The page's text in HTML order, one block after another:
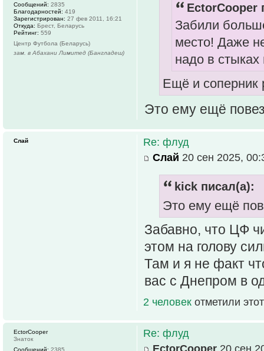
EctorCooper
Забили
место! Даже
надо в стыках
Ещё и соперник
Это ему ещё
Сообщений: 2835
Благодарностей: 419
Зарегистрирован: 27 фев 2011, 16:21
Откуда: Брест, Беларусь
Рейтинг: 559
Центр Футбола (Беларусь)
зам. в Абахани Лимитед (Бангладеш)
Re: флуд
Слай 20 сен 2025,
kick писал(а):
Это ему ещё
Забавно, что ЦФ
этом на голову
Там и я не факт
вас с Днепром в
2 человек отметили
Слай
Re: флуд
EctorCooper 20 сен
EctorCooper
Знаток
Сообщений: 2385